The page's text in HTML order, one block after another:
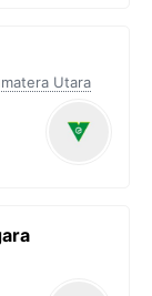
Utara